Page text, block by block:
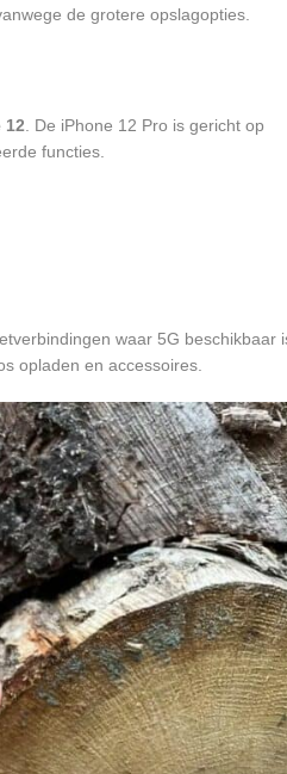
de grotere opslagopties.
12 . De iPhone 12 Pro is gericht op
functies.
waar 5G beschikbaar
opladen en accessoires.